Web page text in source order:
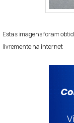
Estas imagens foram
livremente na internet